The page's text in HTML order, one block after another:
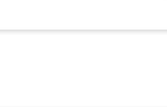
toch zo populair?